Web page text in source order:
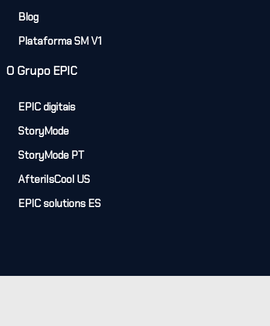
Blog
Plataforma SM V1
O Grupo EPIC
EPIC digitais
StoryMode
StoryMode PT
AfteriIsCool US
EPIC solutions ES